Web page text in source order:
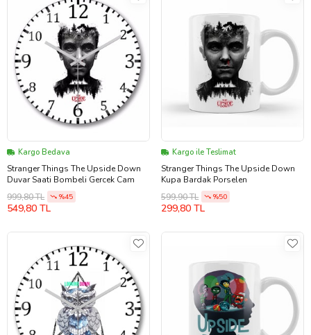
Kargo Bedava
Stranger Things The Upside Down
Duvar Saati Bombeli Gercek Cam
999,80 TL
%45
549,80 TL
Kargo ile Teslimat
Stranger Things The Upside Down
Kupa Bardak Porselen
599,90 TL
%50
299,80 TL